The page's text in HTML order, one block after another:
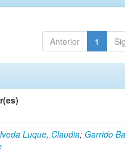
Anterior 1
Luque, Claudia; Garrido